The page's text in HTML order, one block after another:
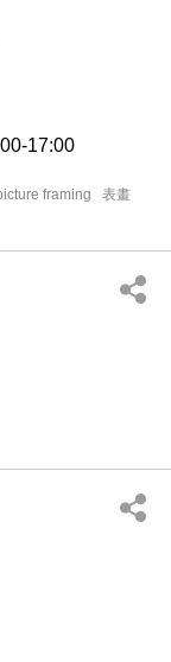
17:00
framing
表畫